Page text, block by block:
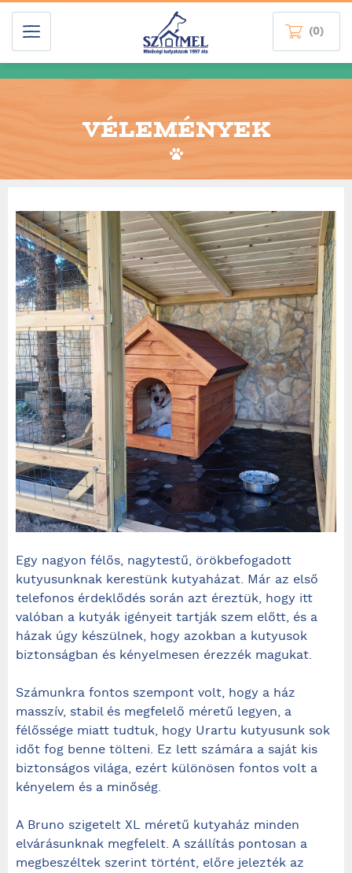
(0)
VÉLEMÉNYEK
Egy nagyon félős, nagytestű, örökbefogadott
kutyusunknak kerestünk kutyaházat. Már az első
telefonos érdeklődés során azt éreztük, hogy itt
valóban a kutyák igényeit tartják szem előtt, és a
házak úgy készülnek, hogy azokban a kutyusok
biztonságban és kényelmesen érezzék magukat.
Számunkra fontos szempont volt, hogy a ház
masszív, stabil és megfelelő méretű legyen, a
félőssége miatt tudtuk, hogy Urartu kutyusunk sok
időt fog benne tölteni. Ez lett számára a saját kis
biztonságos világa, ezért különösen fontos volt a
kényelem és a minőség.
A Bruno szigetelt XL méretű kutyaház minden
elvárásunknak megfelelt. A szállítás pontosan a
megbeszéltek szerint történt, előre jelezték az